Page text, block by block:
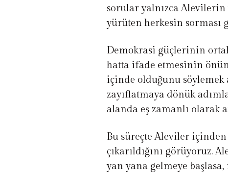
sorular yalnızca
yürüten herkesin sorması
Demokrasi güçlerinin
hatta ifade etmesinin
içinde olduğunu
zayıflatmaya dönük
alanda eş zamanlı olarak
Bu süreçte Aleviler
çıkarıldığını görüyoruz.
yan yana gelmeye